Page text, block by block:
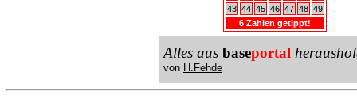
43 44 45 46 47 48 49
6 Zahlen getippt!
Alles aus baseportal
von H.Fehde